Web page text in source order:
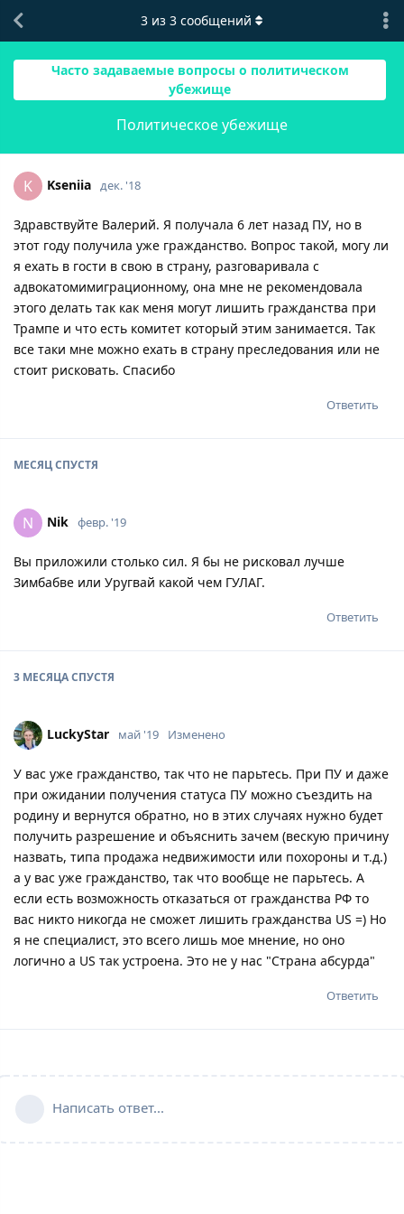
Часто задаваемые вопросы о политическом
убежище
Политическое убежище
3 из 3 сообщений
K Kseniia дек. '18
Здравствуйте Валерий. Я получала 6 лет назад ПУ, но в
этот году получила уже гражданство. Вопрос такой, могу ли
я ехать в гости в свою в страну, разговаривала с
адвокатомимиграционному, она мне не рекомендовала
этого делать так как меня могут лишить гражданства при
Трампе и что есть комитет который этим занимается. Так
все таки мне можно ехать в страну преследования или не
стоит рисковать. Спасибо
Ответить
МЕСЯЦСПУСТЯ
N Nik февр. '19
Вы приложили столько сил. Я бы не рисковал лучше
Зимбабве или Уругвай какой чем ГУЛАГ.
Ответить
3 МЕСЯЦАСПУСТЯ
LuckyStar май '19 Изменено
У вас уже гражданство, так что не парьтесь. При ПУ и даже
при ожидании получения статуса ПУ можно съездить на
родину и вернутся обратно, но в этих случаях нужно будет
получить разрешение и объяснить зачем (вескую причину
назвать, типа продажа недвижимости или похороны и т.д.)
а у вас уже гражданство, так что вообще не парьтесь. А
если есть возможность отказаться от гражданства РФ то
вас никто никогда не сможет лишить гражданства US =) Но
я не специалист, это всего лишь мое мнение, но оно
логично а US так устроена. Это не у нас "Страна абсурда"
Ответить
Написать ответ...